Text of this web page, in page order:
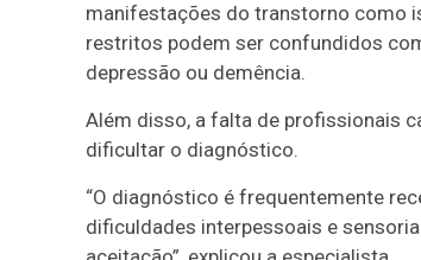
manifestações do transtorno como
restritos podem ser confundidos
depressão ou demência.
Além disso, a falta de profissionais
dificultar o diagnóstico.
“O diagnóstico é frequentemente
dificuldades interpessoais e